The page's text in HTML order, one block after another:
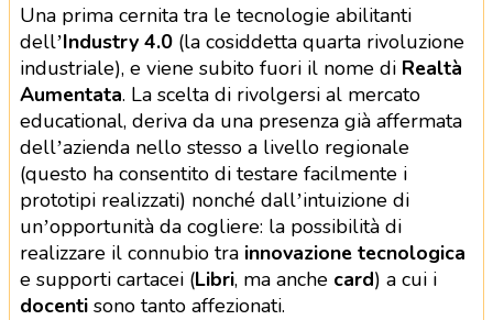
Una prima cernita tra le tecnologie abilitanti
dell’Industry 4.0(la cosiddetta quarta rivoluzione
industriale), e viene subito fuori il nome di Realtà
Aumentata. La scelta di rivolgersi al mercato
educational, deriva da una presenza già affermata
dell’azienda nello stesso a livello regionale
(questo ha consentito di testare facilmente i
prototipi realizzati) nonché dall’intuizione di
un’opportunità da cogliere: la possibilità di
realizzare il connubio tra innovazione tecnologica
e supporti cartacei (Libri, ma anche card) a cui i
docentisono tanto affezionati.